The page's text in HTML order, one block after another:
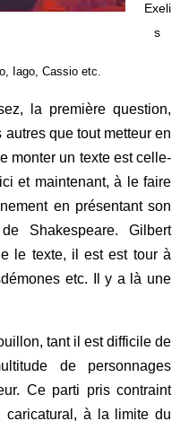
Exeli
s
Iago, Cassio etc.
la première question,
que tout metteur en
monter un texte est celle-
et maintenant, à le faire
en présentant son
Shakespeare. Gilbert
le texte, il est est tour à
etc. Il y a là une
tant il est difficile de
de personnages
Ce parti pris contraint
à la limite du